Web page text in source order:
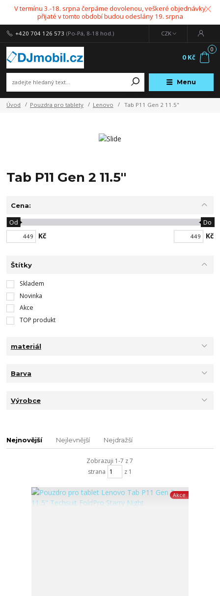
V termínu 3.-18. srpna čerpáme dovolenou, veškeré objednávky
přijaté v tomto období budou odeslány 19. srpna
Menu
CZK
+420 704 126 573 (Po-Pá, 8-18 hod.)
0
0 Kč
Úvod Pouzdra pro tablety Lenovo Tab P11 Gen 2 11.5"
Tab P11 Gen 2 11.5"
Cena:
Kč
Od Do
Kč
Štítky
Skladem
Novinka
Akce
TOP produkt
materiál
Barva
Výrobce
Nejnovější Nejlevnější Nejdražší
Zobrazuji 1-7 z 7
strana
z 1
Akce